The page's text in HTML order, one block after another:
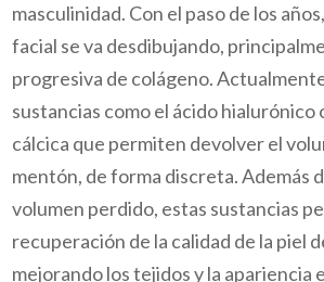
masculinidad. Con el paso de los
facial se va desdibujando,
progresiva de colágeno.
sustancias como el ácido hialurónico
cálcica que permiten devolver el
mentón, de forma discreta. Además
volumen perdido, estas sustancias
recuperación de la calidad de la piel
mejorando los tejidos y la apariencia